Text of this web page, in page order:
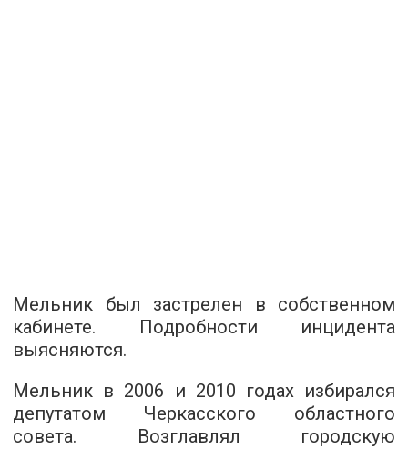
Мельник был застрелен в собственном
кабинете. Подробности инцидента
выясняются.
Мельник в 2006 и 2010 годах избирался
депутатом Черкасского областного
совета. Возглавлял городскую